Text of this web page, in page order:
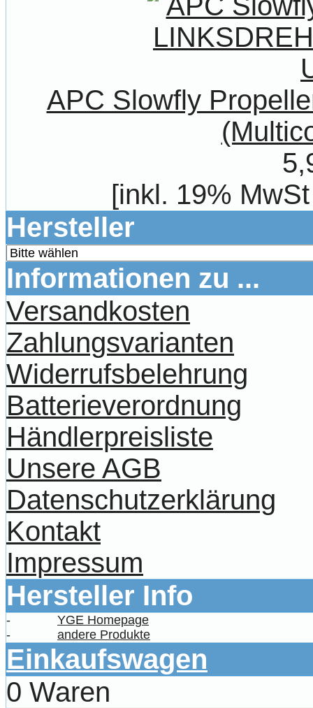
APC Slowfly
[inkl. 19%
Hersteller
Informationen zu ...
Versandkosten
Zahlungsvarianten
Widerrufsbelehrung
Batterieverordnung
Händlerpreisliste
Unsere AGB
Datenschutzerklärung
Kontakt
Impressum
Hersteller Info
-
YGE Homepage
-
andere Produkte
Einkaufswagen
0 Waren